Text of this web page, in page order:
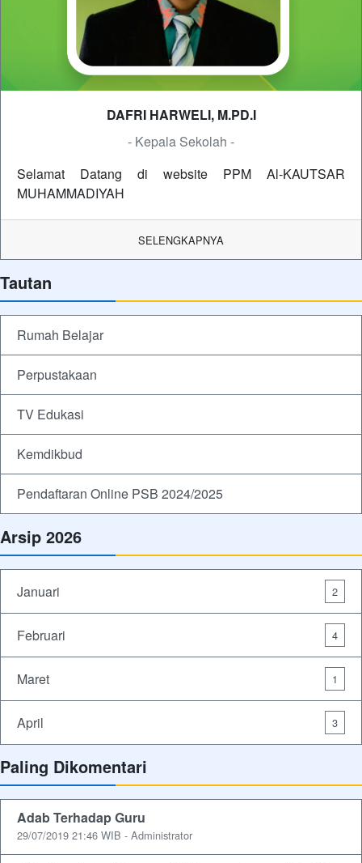
DAFRI HARWELI, M.PD.I
- Kepala Sekolah -
Selamat Datang di website PPM Al-KAUTSAR
MUHAMMADIYAH
SELENGKAPNYA
Tautan
Rumah Belajar
Perpustakaan
TV Edukasi
Kemdikbud
Pendaftaran Online PSB 2024/2025
Arsip 2026
Januari 2
Februari 4
Maret 1
April 3
Paling Dikomentari
Adab Terhadap Guru
29/07/2019 21:46 WIB - Administrator